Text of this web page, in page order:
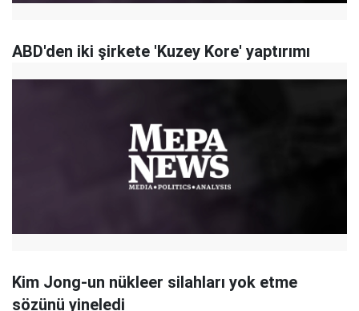
ABD'den iki şirkete 'Kuzey Kore' yaptırımı
Kim Jong-un nükleer silahları yok etme
sözünü yineledi